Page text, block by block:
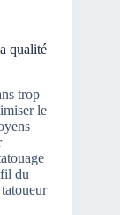
qualité
trop
le
du